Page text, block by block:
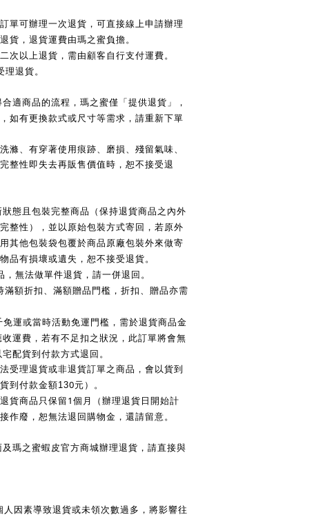
單可辦理一次退貨，可直接線上申請辦理
貨，退貨運費由瑪之蜜負擔。
次以上退貨，需由顧客自行支付運費。
理退貨。
適商品的流程，瑪之蜜僅「提供退貨」，
如有更換款式或尺寸等需求，請重新下單
滌、有穿著使用痕跡、磨損、殘留氣味、
整性即失去再販售價值時，恕不接受退
態且包裝完整商品（保持退貨商品之內外
整性），並以原始包裝方式寄回，若原外
其他包裝袋包覆於商品原廠包裝外來做寄
品有損壞或遺失，恕不接受退貨。
，無法做單件退貨，請一併退回。
滿額折扣、滿額贈品門檻，折扣、贈品亦需
免運或當時活動免運門檻，需於退貨商品金
運費，若有不足扣之狀況，此訂單將會無
配貨到付款方式退回。
受理退貨或非退貨訂單之商品，會以貨到
到付款金額130元）。
貨商品只保留 1 個月（辦理退貨日開始計
作廢，恕無法退回購物金，還請留意。
瑪之蜜蝦皮官方商城辦理退貨，請直接與
人因素導致退貨或未領次數過多，將影響往